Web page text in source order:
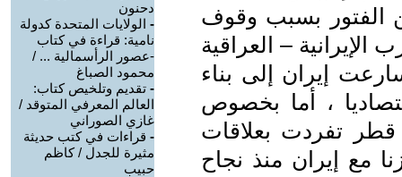
الفتور بسبب وقوف
– العراقية
إيران إلى بناء
، أما بخصوص
تفردت بعلاقات
مع إيران منذ نجاح
دحنون
- الولايات المتحدة كدولة
نامية: قراءة في كتاب
-عصور الرأسمالية ... /
محمود الصباغ
- تقديم وتلخيص كتاب:
العالم المعرفي المتوقد /
غازي الصوراني
- قراءات في كتب حديثة
مثيرة للجدل / كاظم
حبيب